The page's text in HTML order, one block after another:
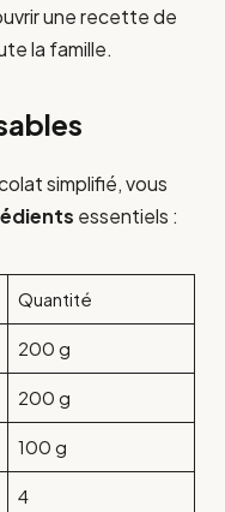
une recette de
la famille.
simplifié, vous
essentiels :
Quantité
200 g
200 g
100 g
4